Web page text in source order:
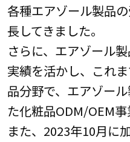
各種エアゾール製品
長してきました。
さらに、エアゾール
実績を活かし、これ
品分野で、エアゾー
た化粧品ODM/OEM事
また、2023年10月に